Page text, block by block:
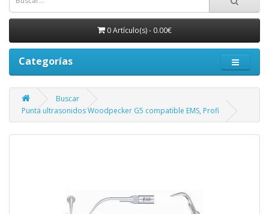
0 Artículo(s) - 0.00€
Categorías
Buscar
Punta ultrasonidos Woodpecker G5 compatible EMS, Profi